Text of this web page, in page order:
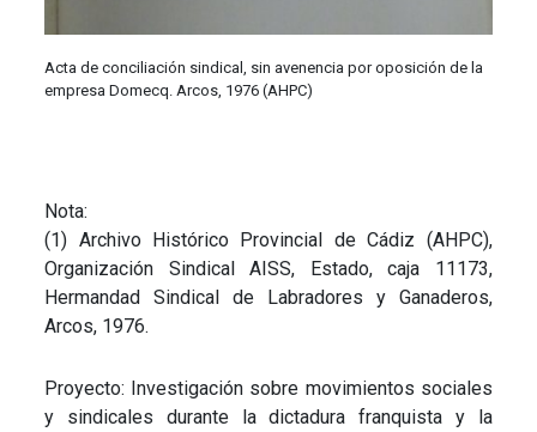
Acta de conciliación sindical, sin avenencia por oposición de la
empresa Domecq. Arcos, 1976 (AHPC)
Nota:
(1) Archivo Histórico Provincial de Cádiz (AHPC),
Organización Sindical AISS, Estado, caja 11173,
Hermandad Sindical de Labradores y Ganaderos,
Arcos, 1976.
Proyecto: Investigación sobre movimientos sociales
y sindicales durante la dictadura franquista y la